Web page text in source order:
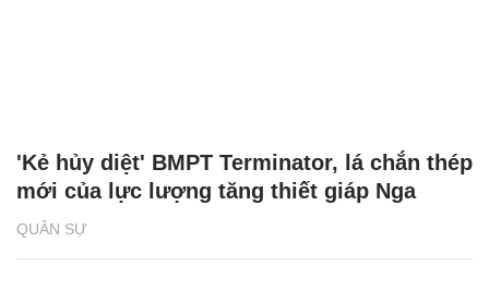
QUÂN SỰ
'Kẻ hủy diệt' BMPT Terminator, lá chắn thép
mới của lực lượng tăng thiết giáp Nga